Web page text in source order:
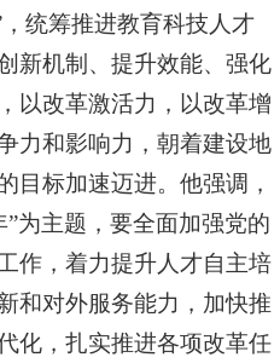
统筹推进教育科技人才
新机制、提升效能、强化
以改革激活力，以改革增
力和影响力，朝着建设地
目标加速迈进。他强调，
为主题，要全面加强党的
作，着力提升人才自主培
和对外服务能力，加快推
化，扎实推进各项改革任